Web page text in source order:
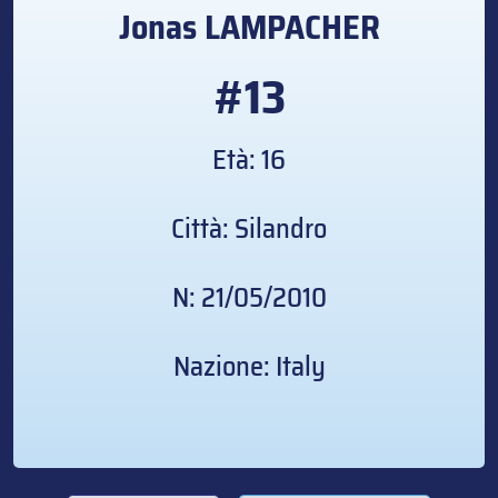
JonasLAMPACHER
#13
Età: 16
Città: Silandro
N: 21/05/2010
Nazione: Italy